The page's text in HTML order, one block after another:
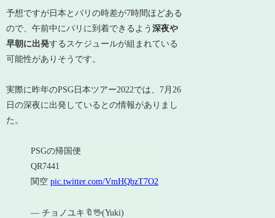
予想ですが日本とパリの時差が7時間ほどある
ので、午前中にパリに到着できるよう深夜や
早朝に出発するスケジュールが組まれている
可能性がありそうです。
実際に昨年のPSG日本ツアー2022では、7月26
日の深夜に出発しているとの情報がありまし
た。
PSGの帰国便
QR7441
関空pic.twitter.com/VmHQbzT7O2
— チョノユキ🔖🖖(Yuki)